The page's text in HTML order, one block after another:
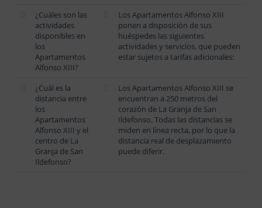
¿Cuáles son las
actividades
disponibles en
los
Apartamentos
Alfonso XIII?
Los Apartamentos Alfonso XIII
ponen a disposición de sus
huéspedes las siguientes
actividades y servicios, que pueden
estar sujetos a tarifas adicionales:
¿Cuál es la
distancia entre
los
Apartamentos
Alfonso XIII y el
centro de La
Granja de San
Ildefonso?
Los Apartamentos Alfonso XIII se
encuentran a 250 metros del
corazón de La Granja de San
Ildefonso. Todas las distancias se
miden en línea recta, por lo que la
distancia real de desplazamiento
puede diferir.